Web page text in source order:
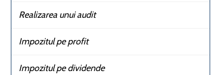
Realizarea unui audit
Impozitul pe profit
Impozitul pe dividende